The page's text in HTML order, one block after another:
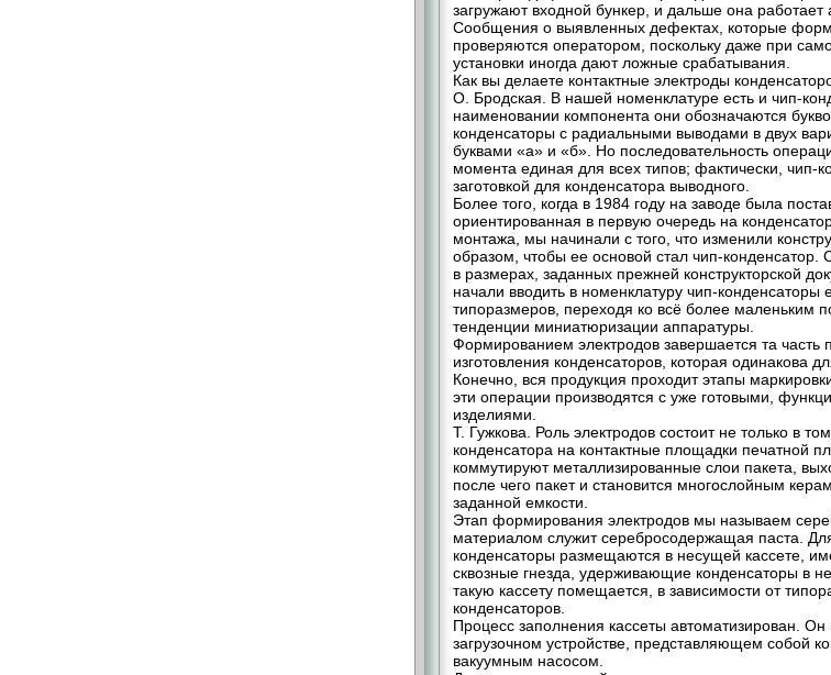
загружают входной бункер, и дальше она работает
Сообщения о выявленных дефектах, которые
проверяются оператором, поскольку даже при
установки иногда дают ложные срабатывания.
Как вы делаете контактные электроды
О. Бродская. В нашей номенклатуре есть и чип-
наименовании компонента они обозначаются
конденсаторы с радиальными выводами в двух
буквами «а» и «б». Но последовательность
момента единая для всех типов; фактически, чип-
заготовкой для конденсатора выводного.
Более того, когда в 1984 году на заводе была
ориентированная в первую очередь на
монтажа, мы начинали с того, что изменили
образом, чтобы ее основой стал чип-конденсатор.
в размерах, заданных прежней конструкторской
начали вводить в номенклатуру чип-конденсаторы
типоразмеров, переходя ко всё более маленьким
тенденции миниатюризации аппаратуры.
Формированием электродов завершается та часть
изготовления конденсаторов, которая одинакова
Конечно, вся продукция проходит этапы
эти операции производятся с уже готовыми,
изделиями.
Т. Гужкова. Роль электродов состоит не только в
конденсатора на контактные площадки печатной
коммутируют металлизированные слои пакета,
после чего пакет и становится многослойным
заданной емкости.
Этап формирования электродов мы называем
материалом служит серебросодержащая паста.
конденсаторы размещаются в несущей кассете,
сквозные гнезда, удерживающие конденсаторы в
такую кассету помещается, в зависимости от
конденсаторов.
Процесс заполнения кассеты автоматизирован.
загрузочном устройстве, представляющем собой
вакуумным насосом.